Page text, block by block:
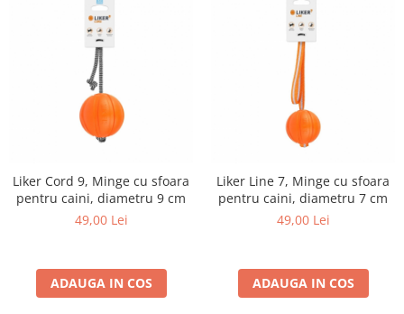
Liker Cord 9, Minge cu sfoara
pentru caini, diametru 9 cm
49,00 Lei
ADAUGA IN COS
Liker Line 7, Minge cu sfoara
pentru caini, diametru 7 cm
49,00 Lei
ADAUGA IN COS